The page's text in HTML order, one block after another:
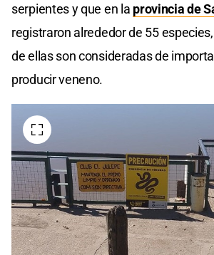
serpientes y que en la provincia de
registraron alrededor de 55
de ellas son consideradas de
producir veneno.